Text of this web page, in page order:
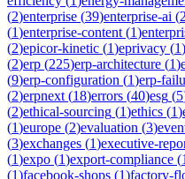
(2)enterprise (39)enterprise-ai (2
(1)enterprise-content (1)
(2)epicor-kinetic (1)eprivacy (1)
(2)erp (225)erp-architecture (1)
(9)erp-configuration (1)erp-
(2)erpnext (18)errors (40)esg (5
(2)ethical-sourcing (1)ethics (1)
(1)europe (2)evaluation (3)
(3)exchanges (1)executive-
(1)expo (1)export-compliance (1
(1)facebook-shops (1)factory-